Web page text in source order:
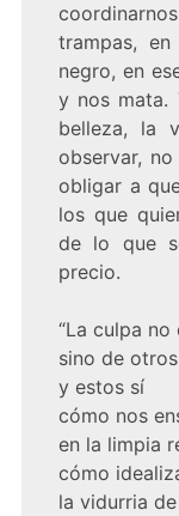
trampas,
negro, en
y nos mata.
belleza, la
observar,
obligar a
los que
de lo que
precio.
“La culpa
sino de
y estos sí
cómo nos
en la limpia
cómo
la vidurria